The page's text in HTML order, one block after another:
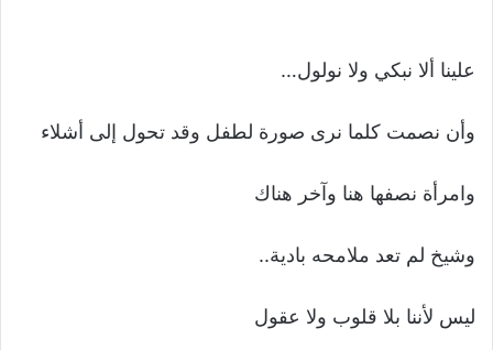
علينا ألا نبكي ولا نولول…
وأن نصمت كلما نرى صورة لطفل وقد تحول إلى أشلاء
وامرأة نصفها هنا وآخر هناك
وشيخ لم تعد ملامحه بادية..
ليس لأننا بلا قلوب ولا عقول